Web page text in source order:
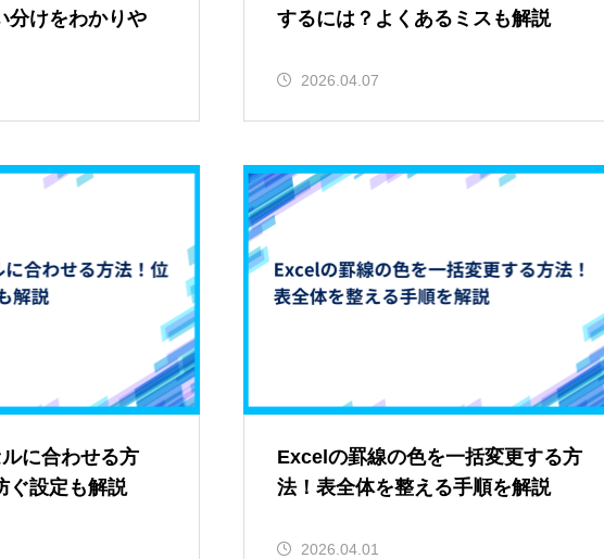
分けをわかりや
するには？よくあるミスも解説
2026.04.07
に合わせる方
ぐ設定も解説
Excelの罫線の色を一括変更する方
法！表全体を整える手順を解説
2026.04.01